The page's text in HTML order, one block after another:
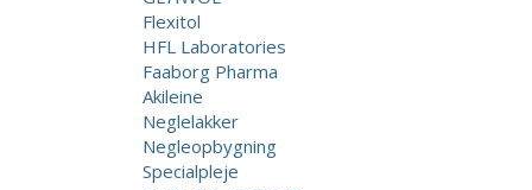
Flexitol
HFL Laboratories
Faaborg Pharma
Akileine
Neglelakker
Negleopbygning
Specialpleje